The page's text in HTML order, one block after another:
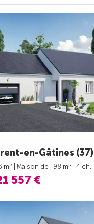
en-Gâtines (37)
m2 | Maison de : 98 m2
| 4 ch.
557 €